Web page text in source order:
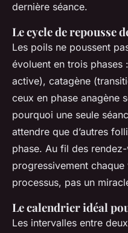
dernière séance.
Le cycle de repousse
Les poils ne poussent
évoluent en trois phases
active), catagène
ceux en phase anagène
pourquoi une seule
attendre que d’autres
phase. Au fil des
progressivement chaque
processus, pas un
Le calendrier idéal
Les intervalles entre